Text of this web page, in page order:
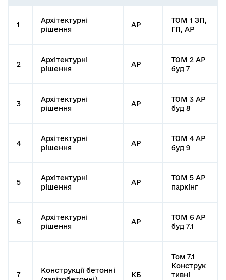
1
Архітектурні
рішення
АР
ТОМ 1 ЗП,
ГП, АР
2
Архітектурні
рішення
АР
ТОМ 2 АР
буд 7
3
Архітектурні
рішення
АР
ТОМ 3 АР
буд 8
4
Архітектурні
рішення
АР
ТОМ 4 АР
буд 9
5
Архітектурні
рішення
АР
ТОМ 5 АР
паркінг
6
Архітектурні
рішення
АР
ТОМ 6 АР
буд 7.1
7
Конструкції бетонні
КБ
Том 7.1
Конструк
тивні